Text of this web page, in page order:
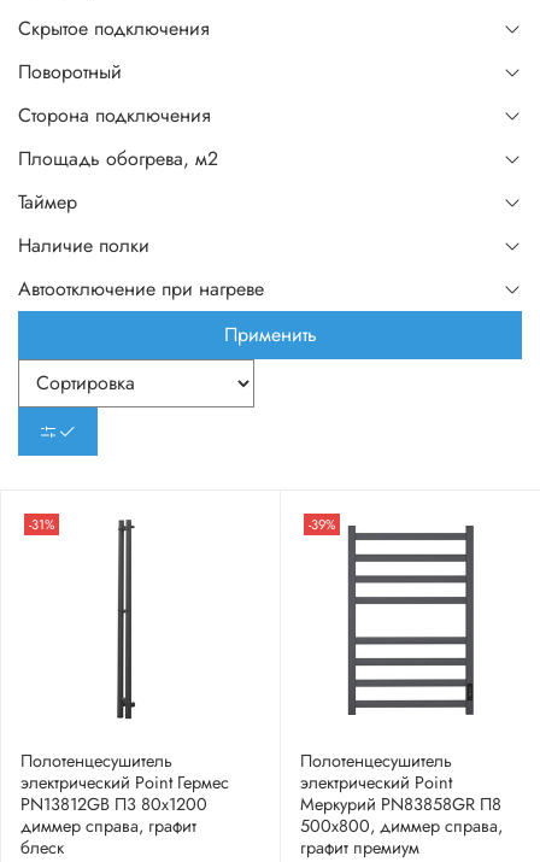
-31%
Полотенцесушитель
электрический Point Гермес
PN13812GB П3 80x1200
диммер справа, графит
блеск
-39%
Полотенцесушитель
электрический Point
Меркурий PN83858GR П8
500x800, диммер справа,
графит премиум
Скрытое подключения
Поворотный
Сторона подключения
Площадь обогрева, м2
Таймер
Наличие полки
Автоотключение при нагреве
Применить